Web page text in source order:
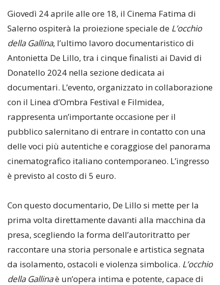
Giovedì 24 aprile alle ore 18, il Cinema Fatima di
Salerno ospiterà la proiezione speciale de L’occhio
della Gallina, l’ultimo lavoro documentaristico di
Antonietta De Lillo, tra i cinque finalisti ai David di
Donatello 2024 nella sezione dedicata ai
documentari. L’evento, organizzato in collaborazione
con il Linea d’Ombra Festival e Filmidea,
rappresenta un’importante occasione per il
pubblico salernitano di entrare in contatto con una
delle voci più autentiche e coraggiose del panorama
cinematografico italiano contemporaneo. L’ingresso
è previsto al costo di 5 euro.
Con questo documentario, De Lillo si mette per la
prima volta direttamente davanti alla macchina da
presa, scegliendo la forma dell’autoritratto per
raccontare una storia personale e artistica segnata
da isolamento, ostacoli e violenza simbolica. L’occhio
della Gallinaè un’opera intima e potente, capace di